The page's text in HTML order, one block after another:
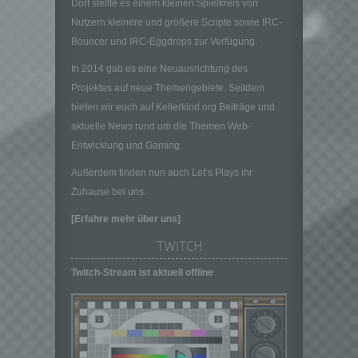
Dort stellte es einem kleinen Spielkreis von
Nutzern kleinere und größere Scripte sowie IRC-
Bouncer und IRC-Eggdrops zur Verfügung.
In 2014 gab es eine Neuausrichtung des
Projektes auf neue Themengebiete. Seitdem
bieten wir euch auf Kellerkind.org Beiträge und
aktuelle News rund um die Themen Web-
Entwicklung und Gaming.
Außerdem finden nun auch Let’s Plays ihr
Zuhause bei uns.
[Erfahre mehr über uns]
TWITCH
Twitch-Stream ist aktuell offline
Informationen gesondert aufbewahrt werden
und technischen und organisatorischen
Maßnahmen unterliegen, die gewährleisten,
einer identifizierten oder identifizierbaren
natürlichen Person zugewiesen werden.
g) Verantwortlicher oder für die Verarbeitung
Verantwortlicher
Verantwortlicher oder für die Verarbeitung
oder andere Stelle, die allein oder
und Mittel der Verarbeitung von
Sind die Zwecke und Mittel dieser
Verarbeitung durch das Unionsrecht oder
das Recht der Mitgliedstaaten vorgegeben,
so kann der Verantwortliche
beziehungsweise können die bestimmten